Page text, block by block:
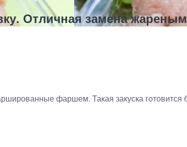
Отличная замена
фаршем. Такая закуска готовится